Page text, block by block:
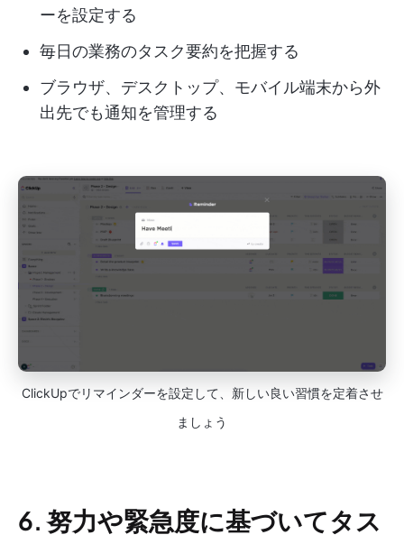
ーを設定する
毎日の業務のタスク要約を把握する
ブラウザ、デスクトップ、モバイル端末から外
出先でも通知を管理する
ClickUpでリマインダーを設定して、新しい良い習慣を定着させ
ましょう
6. 努力や緊急度に基づいてタス